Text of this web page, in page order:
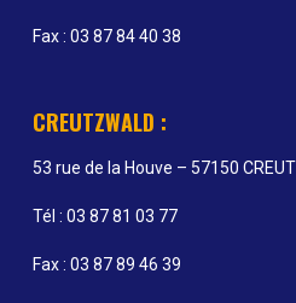
Fax : 03 87 84 40 38
CREUTZWALD :
53 rue de la Houve – 57150
Tél : 03 87 81 03 77
Fax : 03 87 89 46 39